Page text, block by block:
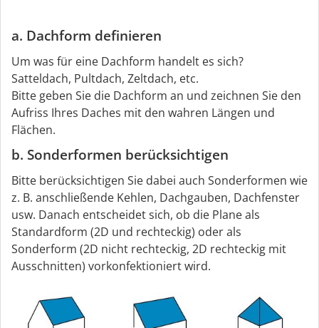
a. Dachform definieren
Um was für eine Dachform handelt es sich?
Satteldach, Pultdach, Zeltdach, etc.
Bitte geben Sie die Dachform an und zeichnen Sie den
Aufriss Ihres Daches mit den wahren Längen und
Flächen.
b. Sonderformen berücksichtigen
Bitte berücksichtigen Sie dabei auch Sonderformen wie
z. B. anschließende Kehlen, Dachgauben, Dachfenster
usw. Danach entscheidet sich, ob die Plane als
Standardform (2D und rechteckig) oder als
Sonderform (2D nicht rechteckig, 2D rechteckig mit
Ausschnitten) vorkonfektioniert wird.